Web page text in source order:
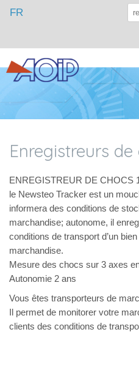
FR
Enregistreurs de
ENREGISTREUR DE CHOCS
le Newsteo Tracker est un
informera des conditions de
marchandise; autonome, il
conditions de transport d’un
marchandise.
Mesure des chocs sur 3 axes
Autonomie 2 ans
Vous êtes transporteurs de
Il permet de monitorer votre
clients des conditions de